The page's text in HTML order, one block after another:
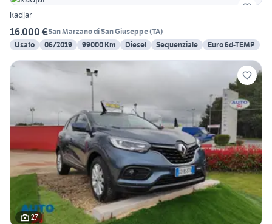
kadjar
16.000 €San Marzano di San Giuseppe(TA)
Usato
06/2019 99000 Km Diesel Sequenziale Euro 6d-TEMP
27